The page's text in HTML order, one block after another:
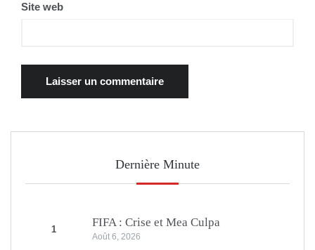
Site web
Dernière Minute
1
FIFA : Crise et Mea Culpa
Août 6, 2026